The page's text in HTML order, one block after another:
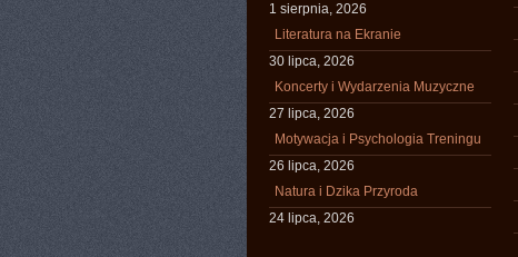
1 sierpnia, 2026
Literatura na Ekranie
30 lipca, 2026
Koncerty i Wydarzenia Muzyczne
27 lipca, 2026
Motywacja i Psychologia Treningu
26 lipca, 2026
Natura i Dzika Przyroda
24 lipca, 2026